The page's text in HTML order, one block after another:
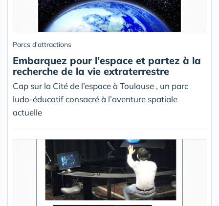
Parcs d'attractions
Embarquez pour l'espace et partez à la
recherche de la vie extraterrestre
Cap sur la Cité de l’espace à Toulouse , un parc
ludo-éducatif consacré à l’aventure spatiale
actuelle